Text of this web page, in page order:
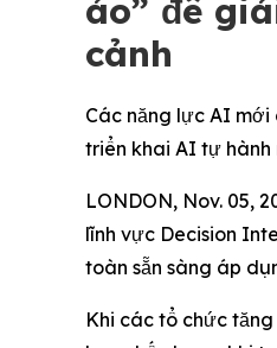
ảo” để
cảnh
Các năng lực AI
triển khai AI tự hành
LONDON, Nov. 05,
lĩnh vực Decision
toàn sẵn sàng áp
Khi các tổ chức